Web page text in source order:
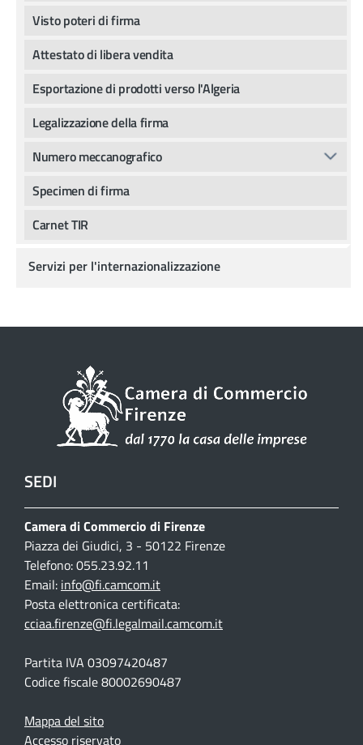
Visto poteri di firma
Attestato di libera vendita
Esportazione di prodotti verso l'Algeria
Legalizzazione della firma
Numero meccanografico
Specimen di firma
Carnet TIR
Servizi per l'internazionalizzazione
SEDI
Camera di Commercio di Firenze
Piazza dei Giudici, 3 - 50122 Firenze
Telefono: 055.23.92.11
Email: info@fi.camcom.it
Posta elettronica certificata:
cciaa.firenze@fi.legalmail.camcom.it
Partita IVA 03097420487
Codice fiscale 80002690487
Mappa del sito
Accesso riservato